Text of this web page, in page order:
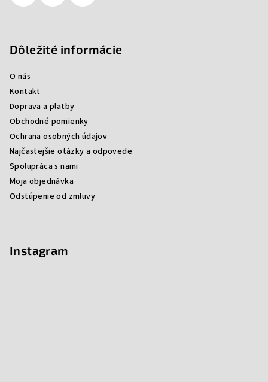
Dôležité informácie
O nás
Kontakt
Doprava a platby
Obchodné pomienky
Ochrana osobných údajov
Najčastejšie otázky a odpovede
Spolupráca s nami
Moja objednávka
Odstúpenie od zmluvy
Instagram